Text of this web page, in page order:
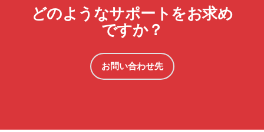
どのようなサポートをお求め
ですか？
お問い合わせ先